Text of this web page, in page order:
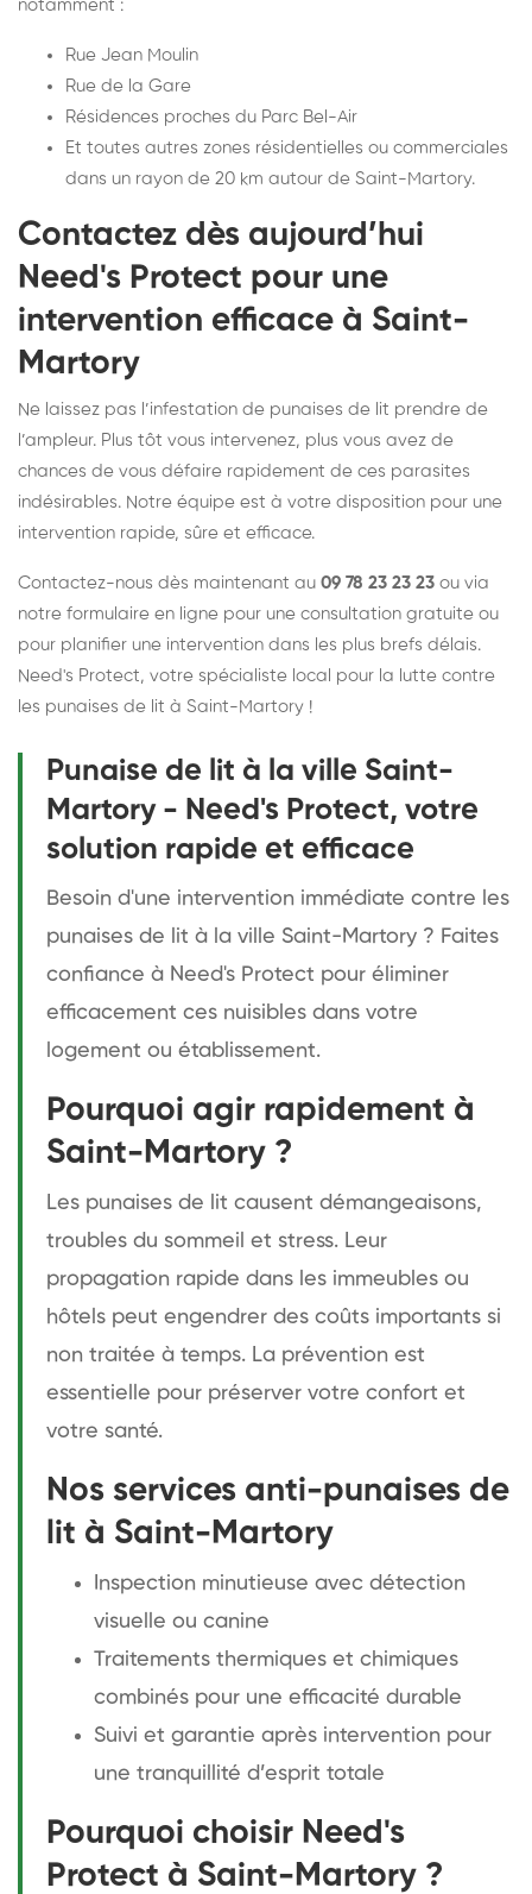
notamment :
Rue Jean Moulin
Rue de la Gare
Résidences proches du Parc Bel-Air
Et toutes autres zones résidentielles ou commerciales
dans un rayon de 20 km autour de Saint-Martory.
Contactez dès aujourd’hui
Need's Protect pour une
intervention efficace à Saint-
Martory
Ne laissez pas l’infestation de punaises de lit prendre de
l’ampleur. Plus tôt vous intervenez, plus vous avez de
chances de vous défaire rapidement de ces parasites
indésirables. Notre équipe est à votre disposition pour une
intervention rapide, sûre et efficace.
Contactez-nous dès maintenant au 09 78 23 23 23 ou via
notre formulaire en ligne pour une consultation gratuite ou
pour planifier une intervention dans les plus brefs délais.
Need's Protect, votre spécialiste local pour la lutte contre
les punaises de lit à Saint-Martory !
Punaise de lit à la ville Saint-
Martory - Need's Protect, votre
solution rapide et efficace
Besoin d'une intervention immédiate contre les
punaises de lit à la ville Saint-Martory ? Faites
confiance à Need's Protect pour éliminer
efficacement ces nuisibles dans votre
logement ou établissement.
Pourquoi agir rapidement à
Saint-Martory ?
Les punaises de lit causent démangeaisons,
troubles du sommeil et stress. Leur
propagation rapide dans les immeubles ou
hôtels peut engendrer des coûts importants si
non traitée à temps. La prévention est
essentielle pour préserver votre confort et
votre santé.
Nos services anti-punaises de
lit à Saint-Martory
Inspection minutieuse avec détection
visuelle ou canine
Traitements thermiques et chimiques
combinés pour une efficacité durable
Suivi et garantie après intervention pour
une tranquillité d’esprit totale
Pourquoi choisir Need's
Protect à Saint-Martory ?